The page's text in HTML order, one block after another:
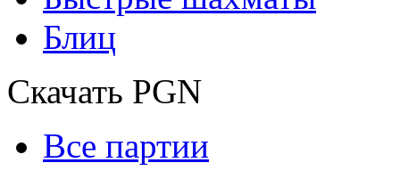
Блиц
Скачать PGN
Все партии